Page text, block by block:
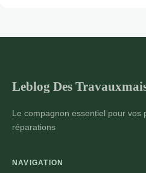
Leblog Des
Le compagnon essentiel pour vos
réparations
NAVIGATION